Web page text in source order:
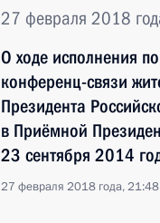
27 февраля 2018
О ходе исполнения
конференц-связи
Президента
в Приёмной
23 сентября 2014
27 февраля 2018 года, 21:48